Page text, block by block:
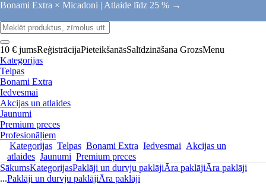
Bonami Extra × Micadoni | Atlaide līdz 25 % →
10 € jumsReģistrācijaPieteikšanāsSalīdzināšana GrozsMenu
Kategorijas
Telpas
Bonami Extra
Iedvesmai
Akcijas un atlaides
Jaunumi
Premium preces
Profesionāļiem
Kategorijas Telpas Bonami Extra Iedvesmai Akcijas un
atlaides Jaunumi Premium preces
SākumsKategorijasPaklāji un durvju paklājiĀra paklājiĀra paklāji
...Paklāji un durvju paklājiĀra paklāji